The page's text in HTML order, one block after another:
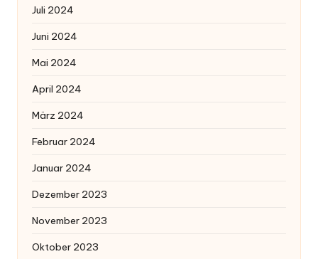
Juli 2024
Juni 2024
Mai 2024
April 2024
März 2024
Februar 2024
Januar 2024
Dezember 2023
November 2023
Oktober 2023